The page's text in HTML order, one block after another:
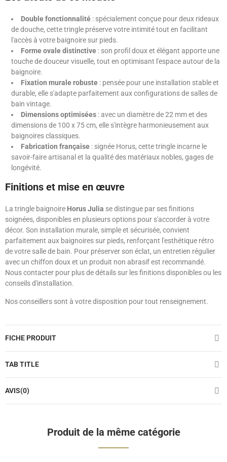
Double fonctionnalité : spécialement conçue pour deux rideaux
de douche, cette tringle préserve votre intimité tout en facilitant
l'accès à votre baignoire sur pieds.
Forme ovale distinctive : son profil doux et élégant apporte une
touche de douceur visuelle, tout en optimisant l'espace autour de la
baignoire.
Fixation murale robuste : pensée pour une installation stable et
durable, elle s'adapte parfaitement aux configurations de salles de
bain vintage.
Dimensions optimisées : avec un diamètre de 22 mm et des
dimensions de 100 x 75 cm, elle s'intègre harmonieusement aux
baignoires classiques.
Fabrication française : signée Horus, cette tringle incarne le
savoir-faire artisanal et la qualité des matériaux nobles, gages de
longévité.
Finitions et mise en œuvre
La tringle baignoire Horus Julia se distingue par ses finitions
soignées, disponibles en plusieurs options pour s'accorder à votre
décor. Son installation murale, simple et sécurisée, convient
parfaitement aux baignoires sur pieds, renforçant l'esthétique rétro
de votre salle de bain. Pour préserver son éclat, un entretien régulier
avec un chiffon doux et un produit non abrasif est recommandé.
Nous contacter pour plus de détails sur les finitions disponibles ou les
conseils d'installation.
Nos conseillers sont à votre disposition pour tout renseignement.
FICHE PRODUIT
TAB TITLE
AVIS(0)
Produit de la même catégorie